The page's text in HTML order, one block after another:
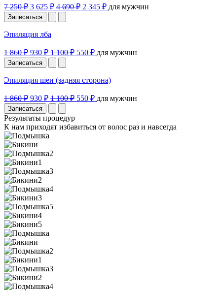
7 250 ₽ 3 625 ₽ 4 690 ₽ 2 345 ₽ для мужчин
Записаться
Эпиляция лба
1 860 ₽ 930 ₽ 1 100 ₽ 550 ₽ для мужчин
Записаться
Эпиляция шеи (задняя сторона)
1 860 ₽ 930 ₽ 1 100 ₽ 550 ₽ для мужчин
Записаться
Результаты процедур
К нам приходят избавиться от волос раз и навсегда